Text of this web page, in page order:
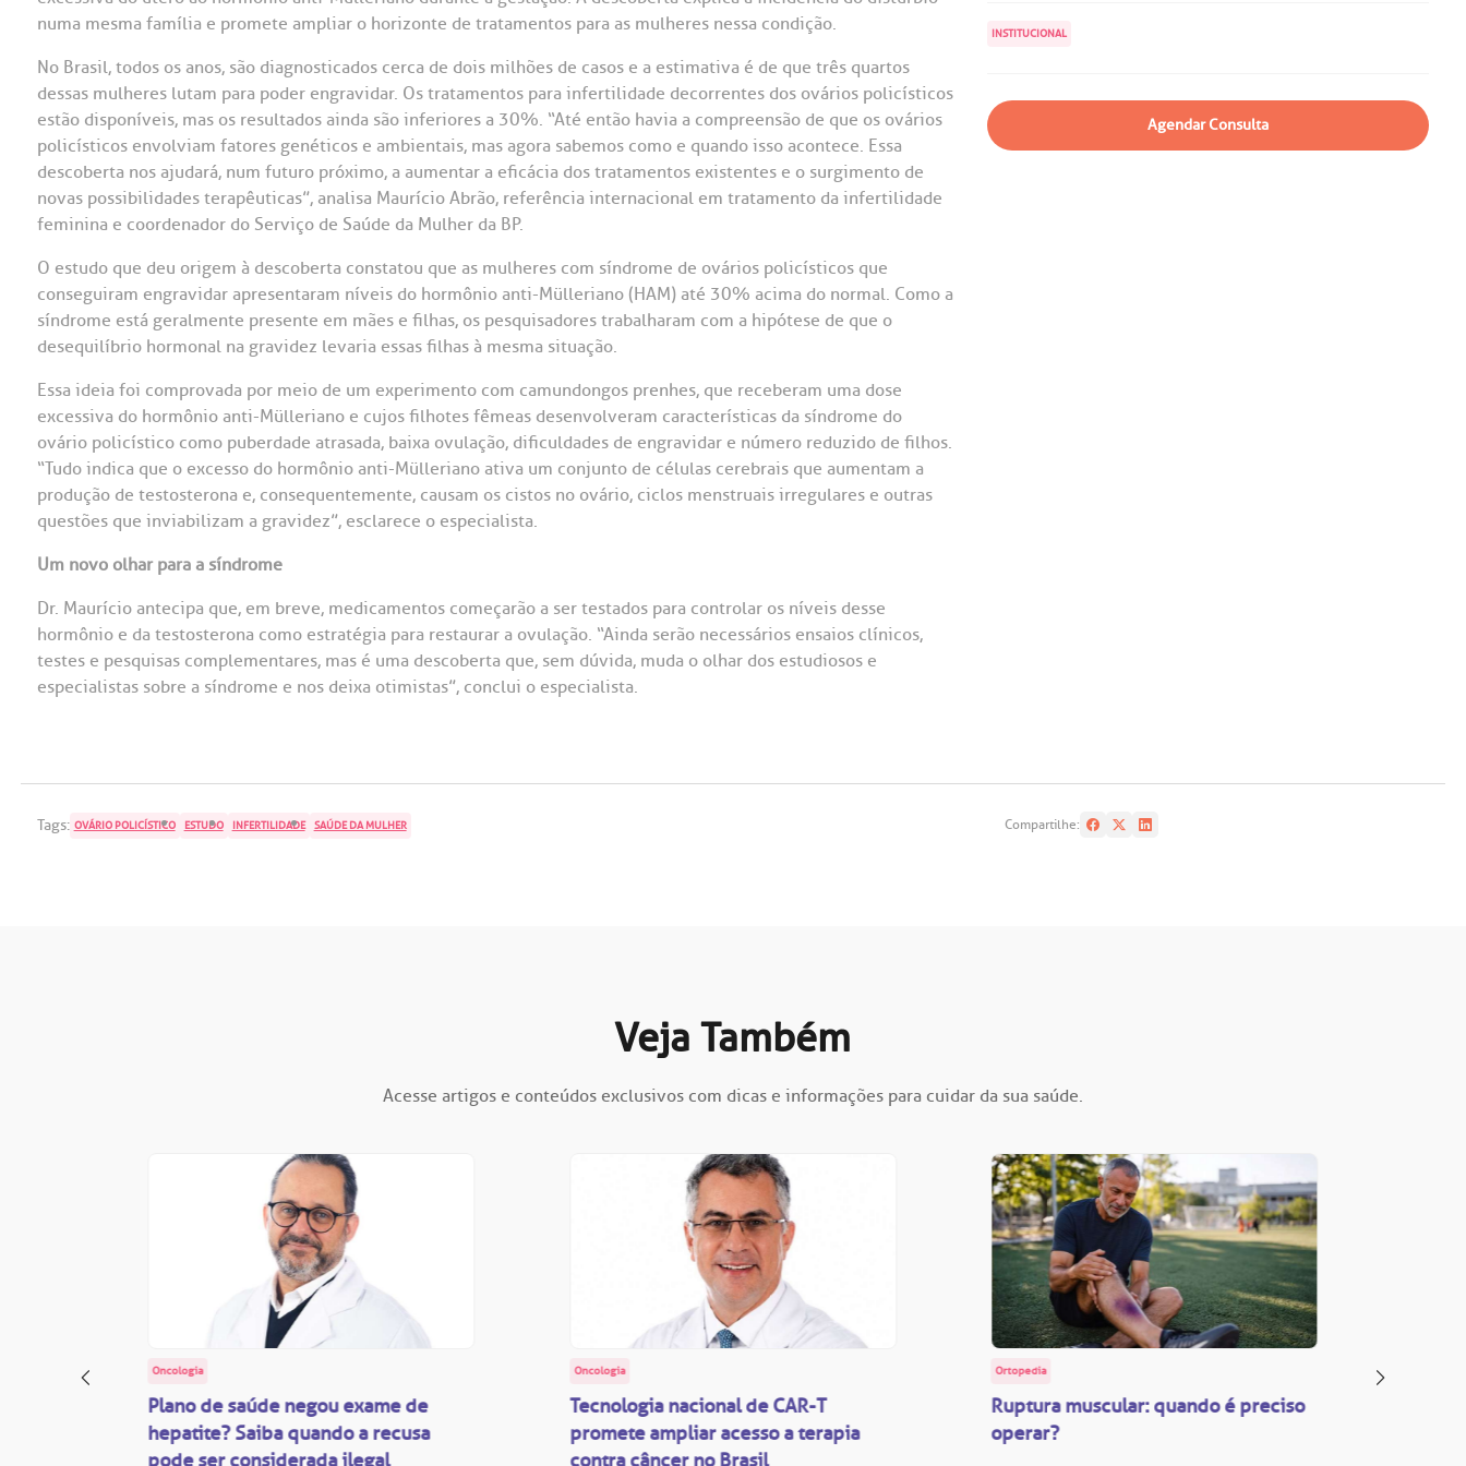
OUVIDORIA:
ouvidoria@bp.org.br
Fale Conosco
Saiba mais
Endereço:
Rua Maestro Cardim, 769
CEP: 01323-001 | Bela
Vista
São Paulo - SP
Saiba mais
Endereço:
R. Martiniano de Carvalho,
965
CEP: 01323-001 | Bela Vista
São Paulo - SP
R. Colômbia, 332
Teleinterconsulta
Centro de Doenças Autoimunes
numa mesma família e promete ampliar o horizonte de tratamentos para as mulheres nessa condição.
No Brasil, todos os anos, são diagnosticados cerca de dois milhões de casos e a estimativa é de que três quartos
dessas mulheres lutam para poder engravidar. Os tratamentos para infertilidade decorrentes dos ovários policísticos
estão disponíveis, mas os resultados ainda são inferiores a 30%. “Até então havia a compreensão de que os ovários
policísticos envolviam fatores genéticos e ambientais, mas agora sabemos como e quando isso acontece. Essa
descoberta nos ajudará, num futuro próximo, a aumentar a eficácia dos tratamentos existentes e o surgimento de
novas possibilidades terapêuticas”, analisa Maurício Abrão, referência internacional em tratamento da infertilidade
feminina e coordenador do Serviço de Saúde da Mulher da BP.
O estudo que deu origem à descoberta constatou que as mulheres com síndrome de ovários policísticos que
conseguiram engravidar apresentaram níveis do hormônio anti-Mülleriano (HAM) até 30% acima do normal. Como a
síndrome está geralmente presente em mães e filhas, os pesquisadores trabalharam com a hipótese de que o
desequilíbrio hormonal na gravidez levaria essas filhas à mesma situação.
Essa ideia foi comprovada por meio de um experimento com camundongos prenhes, que receberam uma dose
excessiva do hormônio anti-Mülleriano e cujos filhotes fêmeas desenvolveram características da síndrome do
ovário policístico como puberdade atrasada, baixa ovulação, dificuldades de engravidar e número reduzido de filhos.
“Tudo indica que o excesso do hormônio anti-Mülleriano ativa um conjunto de células cerebrais que aumentam a
produção de testosterona e, consequentemente, causam os cistos no ovário, ciclos menstruais irregulares e outras
questões que inviabilizam a gravidez”, esclarece o especialista.
Um novo olhar para a síndrome
Dr. Maurício antecipa que, em breve, medicamentos começarão a ser testados para controlar os níveis desse
hormônio e da testosterona como estratégia para restaurar a ovulação. “Ainda serão necessários ensaios clínicos,
testes e pesquisas complementares, mas é uma descoberta que, sem dúvida, muda o olhar dos estudiosos e
especialistas sobre a síndrome e nos deixa otimistas”, conclui o especialista.
INSTITUCIONAL
Agendar Consulta
Tags: OVÁRIO POLICÍSTICO ESTUDO INFERTILIDADE SAÚDE DA MULHER Compartilhe:
Veja Também
Acesse artigos e conteúdos exclusivos com dicas e informações para cuidar da sua saúde.
Oncologia
Plano de saúde negou exame de
hepatite? Saiba quando a recusa
pode ser considerada ilegal
Oncologia
Tecnologia nacional de CAR-T
promete ampliar acesso a terapia
contra câncer no Brasil
Ortopedia
Ruptura muscular: quando é preciso
operar?